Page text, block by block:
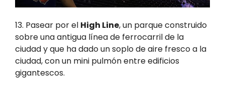
13. Pasear por el High Line, un parque construido
sobre una antigua línea de ferrocarril de la
ciudad y que ha dado un soplo de aire fresco a la
ciudad, con un mini pulmón entre edificios
gigantescos.